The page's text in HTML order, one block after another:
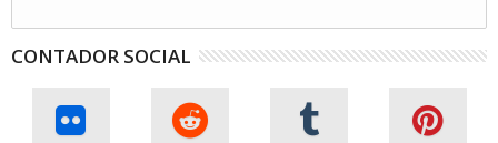
CONTADOR SOCIAL